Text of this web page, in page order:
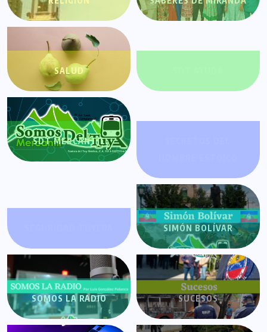
SALUD
SDT MERCANTIL
SIMÓN BOLÍVAR
SOMOS LA RADIO SUCESOS